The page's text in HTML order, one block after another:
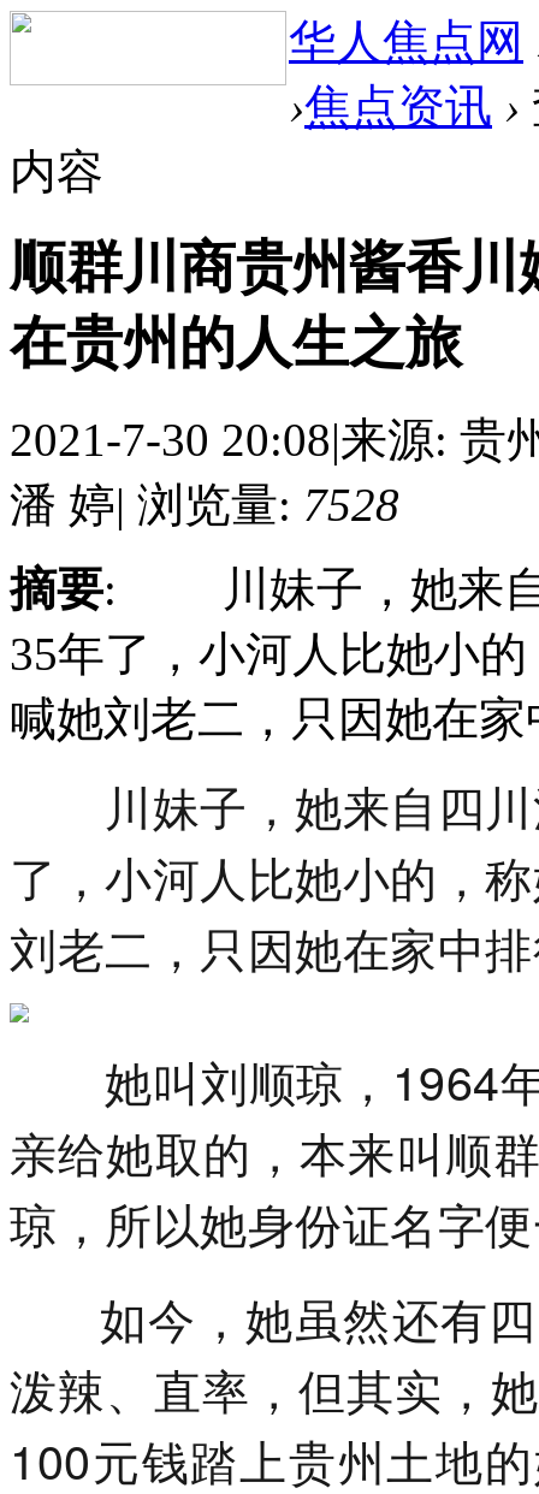
华人焦点网
›焦点资讯 ›
内容
顺群川商贵州酱香川
在贵州的人生之旅
2021-7-30 20:08|来源: 贵
潘 婷| 浏览量: 7528
摘要: 川妹子，她来自
35年了，小河人比她小
喊她刘老二，只因她在
川妹子，她来自四川
了，小河人比她小的，
刘老二，只因她在家中
她叫刘顺琼，1964年
亲给她取的，本来叫顺
琼，所以她身份证名字
如今，她虽然还有四
泼辣、直率，但其实，
100元钱踏上贵州土地